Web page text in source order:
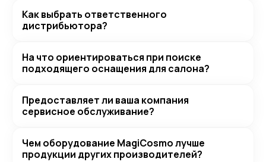
Как выбрать ответственного
дистрибьютора?
На что ориентироваться при поиске
подходящего оснащения для салона?
Предоставляет ли ваша компания
сервисное обслуживание?
Чем оборудование MagiCosmo лучше
продукции других производителей?